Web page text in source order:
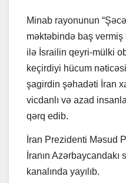
Minab rayonunun
məktəbində baş vermiş
ilə İsrailin qeyri-mülki
keçirdiyi hücum
şagirdin şəhadəti İran
vicdanlı və azad
qərq edib.
İran Prezidenti Məsud
İranın Azərbaycandakı
kanalında yayılıb.